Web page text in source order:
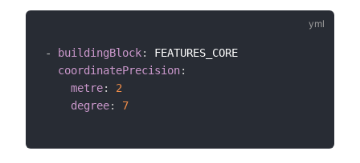
- buildingBlock:
FEATURES_CORE
coordinatePrecision:
metre:
2
degree: 7